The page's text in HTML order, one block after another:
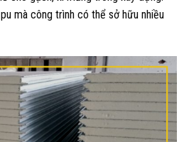
mà công trình có thể sở hữu nhiều